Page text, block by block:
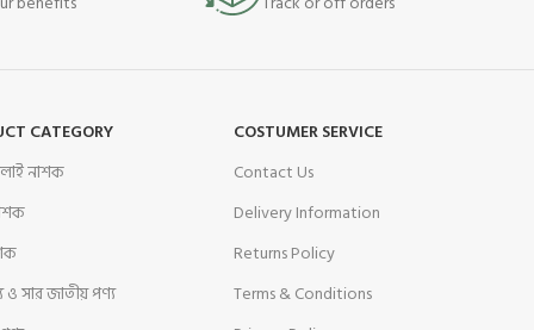
CATEGORY
নাশক
সার জাতীয় পণ্য
COSTUMER SERVICE
Contact Us
Delivery Information
Returns Policy
Terms & Conditions